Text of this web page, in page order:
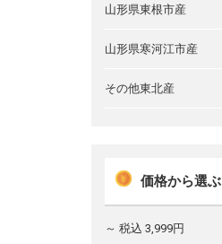
山形県東根市産
山形県寒河江市産
その他東北産
価格から選ぶ
～ 税込 3,999円